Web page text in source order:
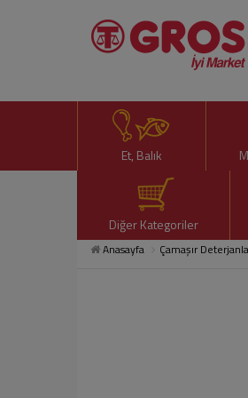
Et, Balık
Diğer Kategoriler
Anasayfa Çamaşır